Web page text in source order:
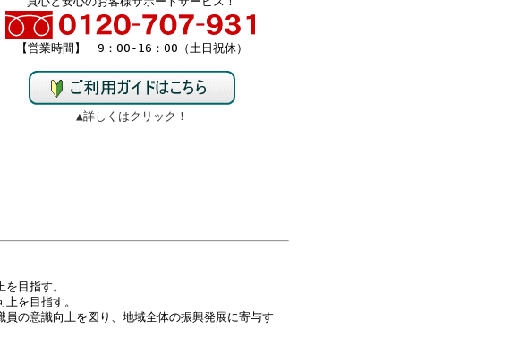
【営業時間】 9：00-16：00（土日祝休）
▲詳しくはクリック！
目指す。
を目指す。
の意識向上を図り、地域全体の振興発展に寄与す